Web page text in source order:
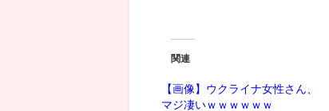
関連
【画像】ウクライナ女性さん、
マジ凄いｗｗｗｗｗｗ